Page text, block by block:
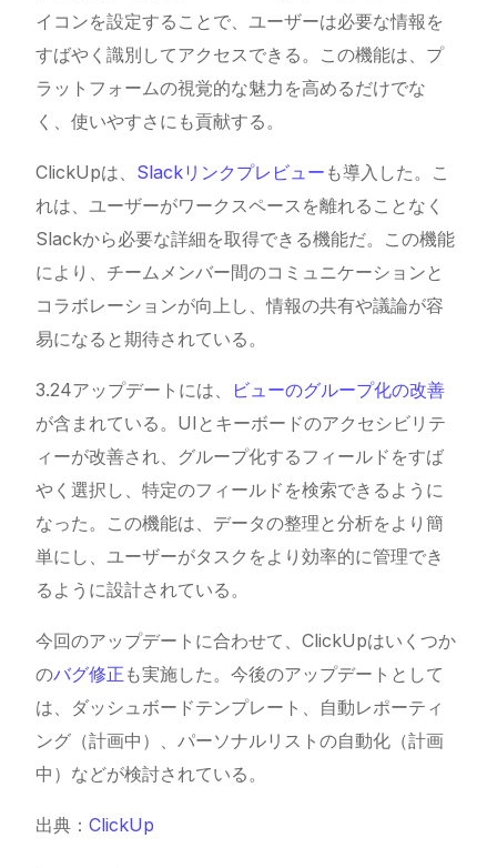
イコンを設定することで、ユーザーは必要な情報を
すばやく識別してアクセスできる。この機能は、プ
ラットフォームの視覚的な魅力を高めるだけでな
く、使いやすさにも貢献する。
ClickUpは、 Slackリンクプレビュー も導入した。こ
れは、ユーザーがワークスペースを離れることなく
Slackから必要な詳細を取得できる機能だ。この機能
により、チームメンバー間のコミュニケーションと
コラボレーションが向上し、情報の共有や議論が容
易になると期待されている。
3.24アップデートには、
ビューのグループ化の改善
が含まれている。UIとキーボードのアクセシビリテ
ィーが改善され、グループ化するフィールドをすば
やく選択し、特定のフィールドを検索できるように
なった。この機能は、データの整理と分析をより簡
単にし、ユーザーがタスクをより効率的に管理でき
るように設計されている。
今回のアップデートに合わせて、ClickUpはいくつか
のバグ修正 も実施した。今後のアップデートとして
は、ダッシュボードテンプレート、自動レポーティ
ング（計画中）、パーソナルリストの自動化（計画
中）などが検討されている。
出典：ClickUp